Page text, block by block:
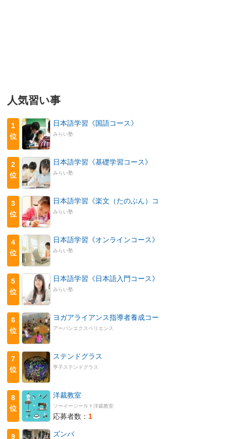
人気習い事
1
位
日本語学習《国語コース》
みらい塾
2
位
日本語学習《基礎学習コース》
みらい塾
3
位
日本語学習《楽文（たのぶん）コ
みらい塾
4
位
日本語学習《オンラインコース》
みらい塾
5
位
日本語学習《日本語入門コース》
みらい塾
6
位
ヨガアライアンス指導者養成コー
アーバンエクスペリエンス
7
位
ステンドグラス
亨子ステンドグラス
8
位
洋裁教室
ソーイージーＮＹ洋裁教室
応募者数： 1
9
ズンバ